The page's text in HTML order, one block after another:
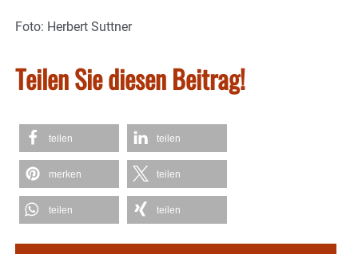
Foto: Herbert Suttner
Teilen Sie diesen Beitrag!
teilen teilen
merken teilen
teilen teilen